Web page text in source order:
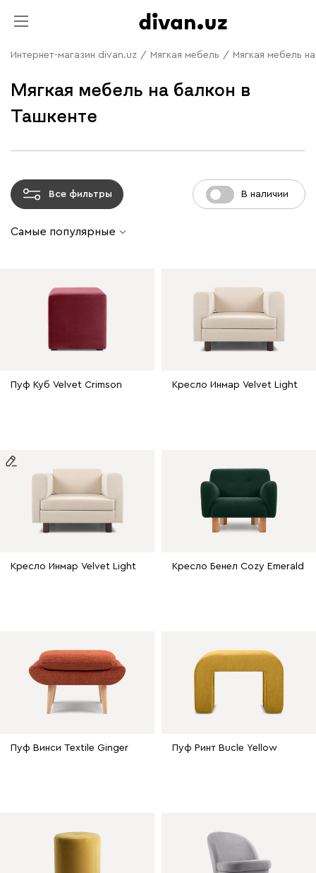
Интернет-магазин divan.uz / Мягкая мебель / Мягкая мебель
Мягкая мебель на балкон в
Ташкенте
Все фильтры В наличии
Самые популярные
Пуф Куб Velvet Crimson Кресло Инмар Velvet Light
Кресло Инмар Velvet Light Кресло Бенел Cozy Emerald
Пуф Винси Textile Ginger Пуф Ринт Bucle Yellow